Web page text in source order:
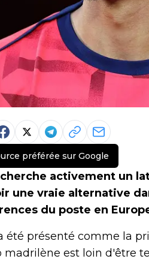
préférée sur Google
activement un
une vraie alternative
du poste en
été présenté comme la
madrilène est loin d'être